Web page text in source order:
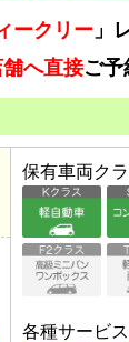
ークリー 」
へ直接ご予
保有車両ク
各種サービス